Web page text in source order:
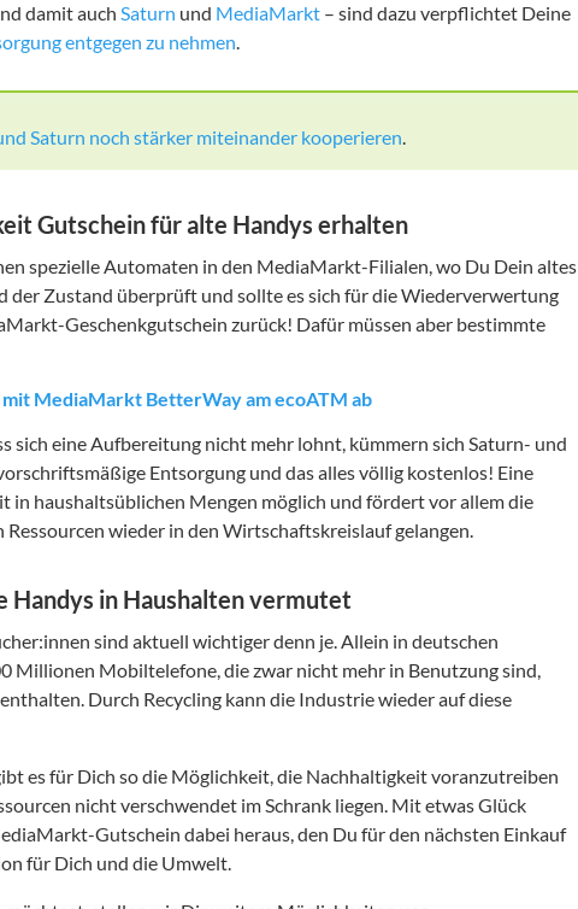
damit auch Saturn und MediaMarkt – sind dazu verpflichtet Deine
entgegen zu nehmen.
Saturn noch stärker miteinander kooperieren.
Gutschein für alte Handys erhalten
spezielle Automaten in den MediaMarkt-Filialen, wo Du Dein altes
der Zustand überprüft und sollte es sich für die Wiederverwertung
Geschenkgutschein zurück! Dafür müssen aber bestimmte
mit MediaMarkt BetterWay am ecoATM ab
sich eine Aufbereitung nicht mehr lohnt, kümmern sich Saturn- und
Entsorgung und das alles völlig kostenlos! Eine
in haushaltsüblichen Mengen möglich und fördert vor allem die
wieder in den Wirtschaftskreislauf gelangen.
Handys in Haushalten vermutet
sind aktuell wichtiger denn je. Allein in deutschen
Millionen Mobiltelefone, die zwar nicht mehr in Benutzung sind,
Durch Recycling kann die Industrie wieder auf diese
es für Dich so die Möglichkeit, die Nachhaltigkeit voranzutreiben
nicht verschwendet im Schrank liegen. Mit etwas Glück
Gutschein dabei heraus, den Du für den nächsten Einkauf
für Dich und die Umwelt.